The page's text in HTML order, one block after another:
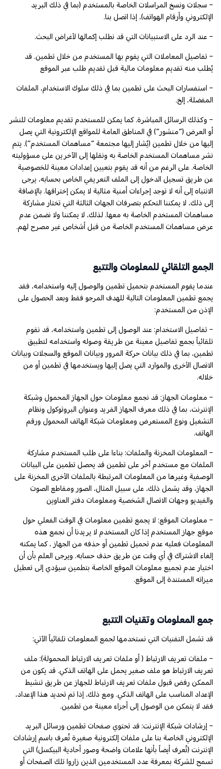
- سجلات ونسخ المراسلات الخاصة بالمستخدم (بما في ذلك البريد
الإلكتروني وأرقام الهواتف)، إذا اتصل بنا.
- عند الرد على الاستبيانات التي قد نطلب إكمالها لأغراض البحث.
- تفاصيل المعاملات التي يقوم بها المستخدم من خلال تطمين. قد
يُطلب منه تقديم معلومات مالية قبل تقديم طلب عبر الموقع
- استفسارات البحث على تطمين بما في ذلك سلوك الاستخدام، الملفات
المفضلة، إلخ.
- وكذلك الرسائل المباشرة. كما يمكن للمستخدم تقديم معلومات للنشر
أو العرض (“منشور“) في المناطق العامة للمواقع الإلكترونية التي يصل
إليها من خلال تطمين (يُشار إليها مجتمعة “مساهمات المستخدم“). يتم
نشر مساهمات المستخدم الخاصة به ونقلها إلى الآخرين على مسؤوليته
الخاصة. على الرغم من أنه قد يقوم بتعيين إعدادات معينة للخصوصية
عن طريق تسجيل الدخول إلى الملف التعريفي الخاص بحسابه، يرجى
الانتباه إلى أنه لا توجد إجراءات أمنية مثالية لا يمكن إختراقها. بالإضافة
إلى ذلك، لا يمكننا التحكم بتصرفات الجهات الثالثة التي تختار مشاركة
مساهمات المستخدم الخاصة به معها. لذلك، لا يمكننا ولا نضمن عدم
عرض مساهمات المستخدم الخاصة من قبل أشخاص غير مصرح لهم.
الجمع التلقائي للمعلومات والتتبع
عندما يقوم المستخدم بتحميل تطمين والوصول إليه واستخدامه، فقد
يجمع تطمين المعلومات التالية للهدف المرجو فقط وبعد الحصول على
الإذن من المستخدم:
- تفاصيل الاستخدام: عند الوصول إلى تطمين واستخدامه، قد نقوم
تلقائياً بجمع تفاصيل معينة عن طريقة وصوله واستخدامه لتطبيق
تطمين، بما في ذلك بيانات حركة المرور وبيانات الموقع والسجلات وبيانات
الاتصال الأخرى والموارد التي يصل إليها ويستخدمها في تطمين أو من
خلاله.
- معلومات الجهاز: قد نجمع معلومات حول الجهاز المحمول وشبكة
الإنترنت، بما في ذلك معرف الجهاز الفريد وعنوان البروتوكول ونظام
التشغيل ونوع المستعرض ومعلومات شبكة الهاتف المحمول ورقم
الهاتف.
- المعلومات المخزنة والملفات: بناءا على طلب المستخدم مشاركة
الملفات مع مستخدم آخر على تطمين قد يحصل تطمين على البيانات
الوصفية وغيرها من المعلومات المرتبطة بالملفات الأخرى المخزنة على
الجهاز، وقد يشمل ذلك، على سبيل المثال، الصور ومقاطع الصوت
والفيديو وجهات الاتصال الشخصية ومعلومات دفتر العناوين
- معلومات الموقع: لا يجمع تطمين معلومات في الوقت الفعلي حول
موقع جهاز المستخدم إذا كان المستخدم لا يريدنا أن نجمع هذه
المعلومات فعليه عدم تحميل تطمين أو حذفه من الجهاز ، كما يمكنه
إلغاء الاشتراك في أي وقت عن طريق حذف حسابه. ويرجى العلم بأن أن
اختيار عدم تجميع معلومات الموقع الخاصة بتطمين سيؤدي إلى تعطيل
ميزاته المستندة إلى الموقع.
جمع المعلومات وتقنيات التتبع
قد تشمل التقنيات التي نستخدمها لجمع المعلومات تلقائياً الآتي:
- ملفات تعريف الارتباط ( أو ملفات تعريف الارتباط المحمولة): ملف
تعريف الارتباط هو ملف صغير يحمل على الهاتف الذكي. قد يكون من
الممكن رفض قبول ملفات تعريف الارتباط للجهاز عن طريق تنشيط
الإعداد المناسب على الهاتف الذكي. ومع ذلك، إذا تم تحديد هذا الإعداد،
فقد لا يتمكن من الوصول إلى أجزاء معينة من تطمين.
- إرشادات شبكة الإنترنت: قد تحتوي صفحات تطمين ورسائل البريد
الإلكتروني الخاصة بنا على ملفات إلكترونية صغيرة تُعرف باسم إرشادات
الإنترنت (تُعرف أيضاً بأنها علامات واضحة وصور أحادية البيكسل) التي
تسمح للشركة بمعرفة عدد المستخدمين الذين زاروا تلك الصفحات أو